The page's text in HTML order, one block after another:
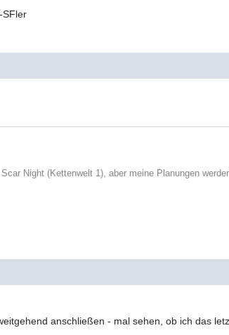
SFler
Night (Kettenwelt 1), aber meine Planungen
anschließen - mal sehen, ob ich das